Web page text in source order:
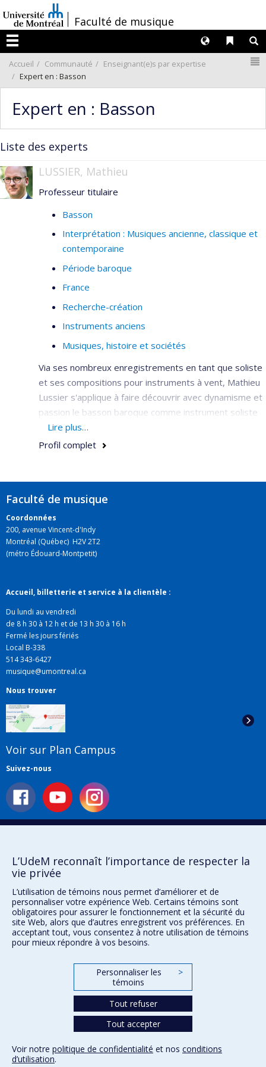
au
contenu
/Faculté de musique
Menu
Liens
Langues
Accueil Communauté
Enseignant(e)s par expertise
Expert en : Basson
Expert en : Basson
Liste des experts
LUSSIER, Mathieu
Professeur titulaire
Basson
Interprétation : Musiques ancienne, classique et
contemporaine
Période baroque
France
Recherche-création
Instruments anciens
Musiques, histoire et sociétés
Via ses nombreux enregistrements en tant que soliste
et ses compositions pour instruments à vent, Mathieu
Lussier s'applique à faire découvrir avec dynamisme et
passion le basson baroque comme instrument soliste
et instrument de musique de chambre.
Lire plus…
Profil complet
Faculté de musique
Coordonnées
200, avenue Vincent-d'Indy
Montréal (Québec) H2V 2T2
(métro Édouard-Montpetit)
Accueil, billetterie et service à la clientèle :
Du lundi au vendredi
de 8 h 30 à 12 h et de 13 h 30 à 16 h
Fermé les jours fériés
Local B-338
514 343-6427
musique@umontreal.ca
Nous trouver
Voir sur Plan Campus
Suivez-nous
Liens utiles
Accessibilité
S'abonner à l'infolettre
Donner à la Faculté de musique
Médias
Info COVID-19
Offres d'emploi
Conditions d’utilisation
L’UdeM reconnaît l’importance de respecter la
vie privée
L’utilisation de témoins nous permet d’améliorer et de
personnaliser votre expérience Web. Certains témoins sont
obligatoires pour assurer le fonctionnement et la sécurité du
site Web, alors que d’autres enregistrent vos préférences. En
acceptant tout, vous consentez à notre utilisation de témoins
pour mieux répondre à vos besoins.
Personnaliser les
témoins
>
Tout refuser
Tout accepter
Voir notre politique de confidentialité et nos conditions
d’utilisation.